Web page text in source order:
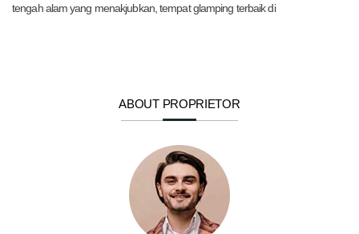
tengah alam yang menakjubkan, tempat glamping terbaik di
ABOUT PROPRIETOR